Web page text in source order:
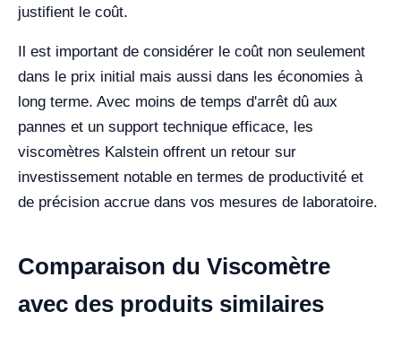
justifient le coût.
Il est important de considérer le coût non seulement
dans le prix initial mais aussi dans les économies à
long terme. Avec moins de temps d'arrêt dû aux
pannes et un support technique efficace, les
viscomètres Kalstein offrent un retour sur
investissement notable en termes de productivité et
de précision accrue dans vos mesures de laboratoire.
Comparaison du Viscomètre
avec des produits similaires